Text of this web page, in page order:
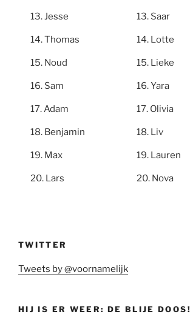
Jesse
Thomas
Noud
Sam
Adam
Benjamin
Max
Lars
Saar
Lotte
Lieke
Yara
Olivia
Liv
Lauren
Nova
TWITTER
Tweets by @voornamelijk
HIJ IS ER WEER: DE BLIJE DOOS!